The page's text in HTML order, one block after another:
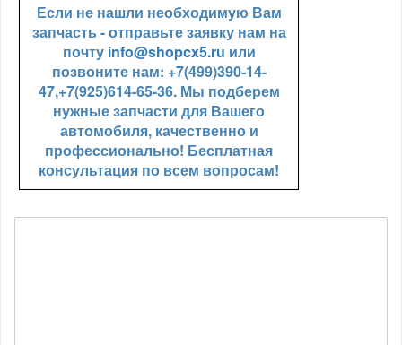
Если не нашли необходимую Вам
запчасть - отправьте заявку нам на
почту info@shopcx5.ru или
позвоните нам: +7(499)390-14-
47,+7(925)614-65-36. Мы подберем
нужные запчасти для Вашего
автомобиля, качественно и
профессионально! Бесплатная
консультация по всем вопросам!